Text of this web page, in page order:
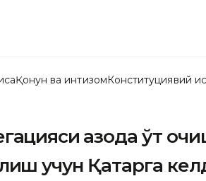
Қонун ва интизомКонституциявий
Ғазода ўт
учун Қатарга